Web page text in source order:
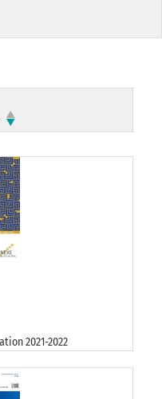
2021-2022